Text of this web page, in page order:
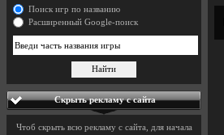
Поиск игр по названию
Расширенный Google-поиск
Скрыть рекламу с сайта
Чтоб скрыть всю рекламу с сайта, для начала